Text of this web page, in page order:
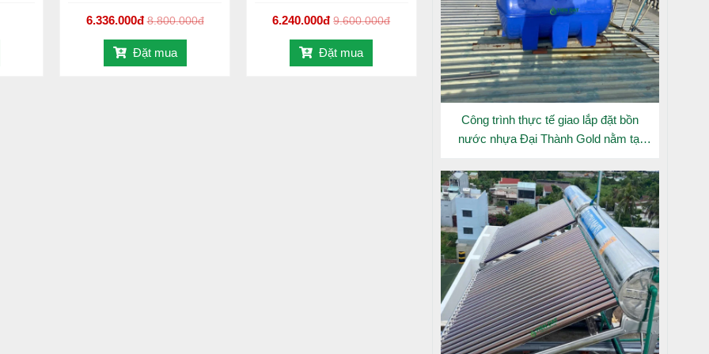
6.336.000đ 8.800.000đ
Đặt mua
6.240.000đ 9.600.000đ
Đặt mua
Công trình thực tế giao lắp đặt bồn
nước nhựa Đại Thành Gold nằm tại